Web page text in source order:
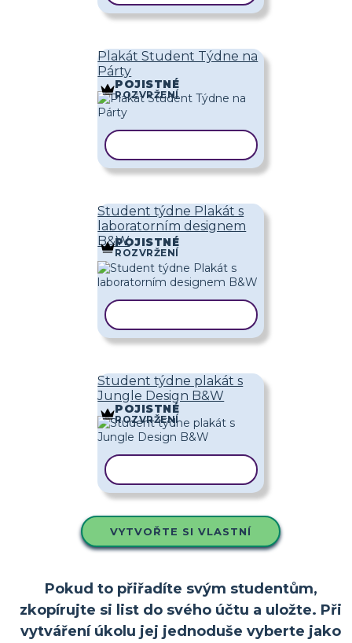
Plakát Student Týdne na
Párty
POJISTNÉ
ROZVRŽENÍ
Student týdne Plakát s
laboratorním designem
B&WPOJISTNÉ
ROZVRŽENÍ
Student týdne plakát s
Jungle Design B&W
POJISTNÉ
ROZVRŽENÍ
VYTVOŘTE SI VLASTNÍ
Pokud to přiřadíte svým studentům,
zkopírujte si list do svého účtu a uložte. Při
vytváření úkolu jej jednoduše vyberte jako